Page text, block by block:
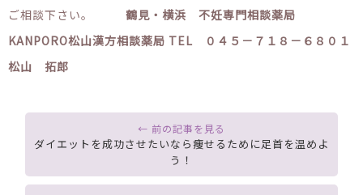
ご相談下さい。 鶴見・横浜 不妊専門相談薬局
KANPORO松山漢方相談薬局 TEL ０４５－７１８－６８０１
松山 拓郎
ダイエットを成功させたいなら痩せるために足首を温めよ
う！